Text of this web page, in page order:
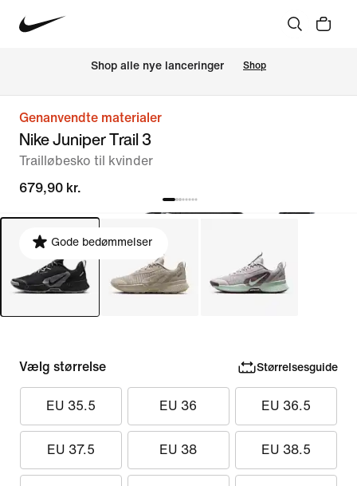
Shop alle nye lanceringer Shop
Genanvendte materialer
Nike Juniper Trail 3
Trailløbesko til kvinder
679,90 kr.
Gode bedømmelser
Vælg størrelse Størrelsesguide
EU 35.5 EU 36 EU 36.5
EU 37.5 EU 38 EU 38.5